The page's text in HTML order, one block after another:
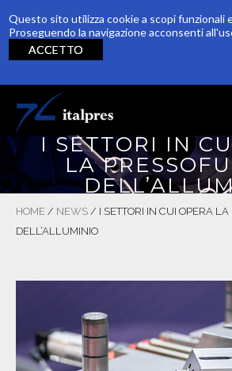
Questo sito utilizza cookie a scopi funzionali
Proseguendo la navigazione acconsenti
ACCETTO
Salta al contenuto principale
HOME
AZIENDA
PRODUZIONE
SOSTENIBILITÀ
NEWS
I SETTORI IN
LA
HOME / NEWS / I SETTORI IN CUI OPERA
DELL’ALLUMINIO